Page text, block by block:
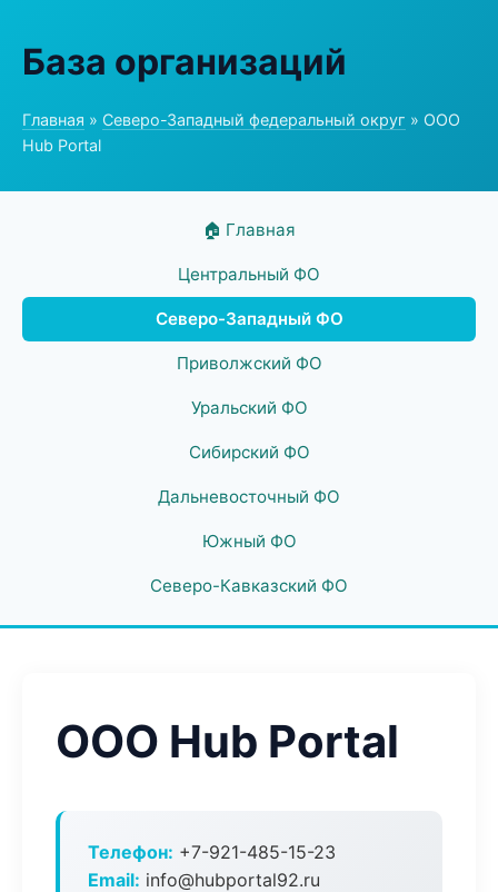
База организаций
Главная » Северо-Западный федеральный округ » ООО
Hub Portal
🏠 Главная
Центральный ФО
Северо-Западный ФО
Приволжский ФО
Уральский ФО
Сибирский ФО
Дальневосточный ФО
Южный ФО
Северо-Кавказский ФО
ООО Hub Portal
Телефон: +7-921-485-15-23
Email: info@hubportal92.ru